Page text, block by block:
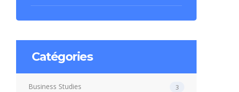
Catégories
Business Studies 3